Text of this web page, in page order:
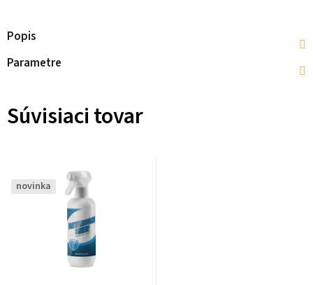
Popis
Parametre
Súvisiaci tovar
novinka